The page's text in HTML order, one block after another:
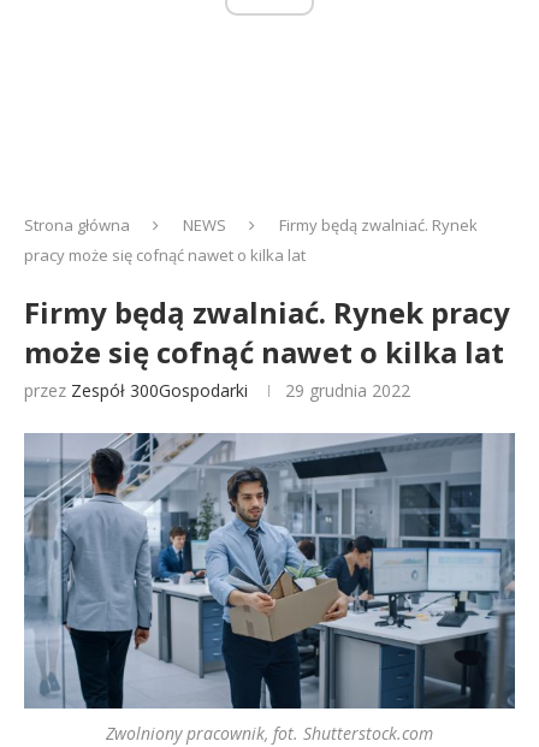
Strona główna NEWS
Firmy będą zwalniać. Rynek
pracy może się cofnąć nawet o kilka lat
Firmy będą zwalniać. Rynek pracy
może się cofnąć nawet o kilka lat
przez Zespół 300Gospodarki 29 grudnia 2022
Zwolniony pracownik, fot. Shutterstock.com